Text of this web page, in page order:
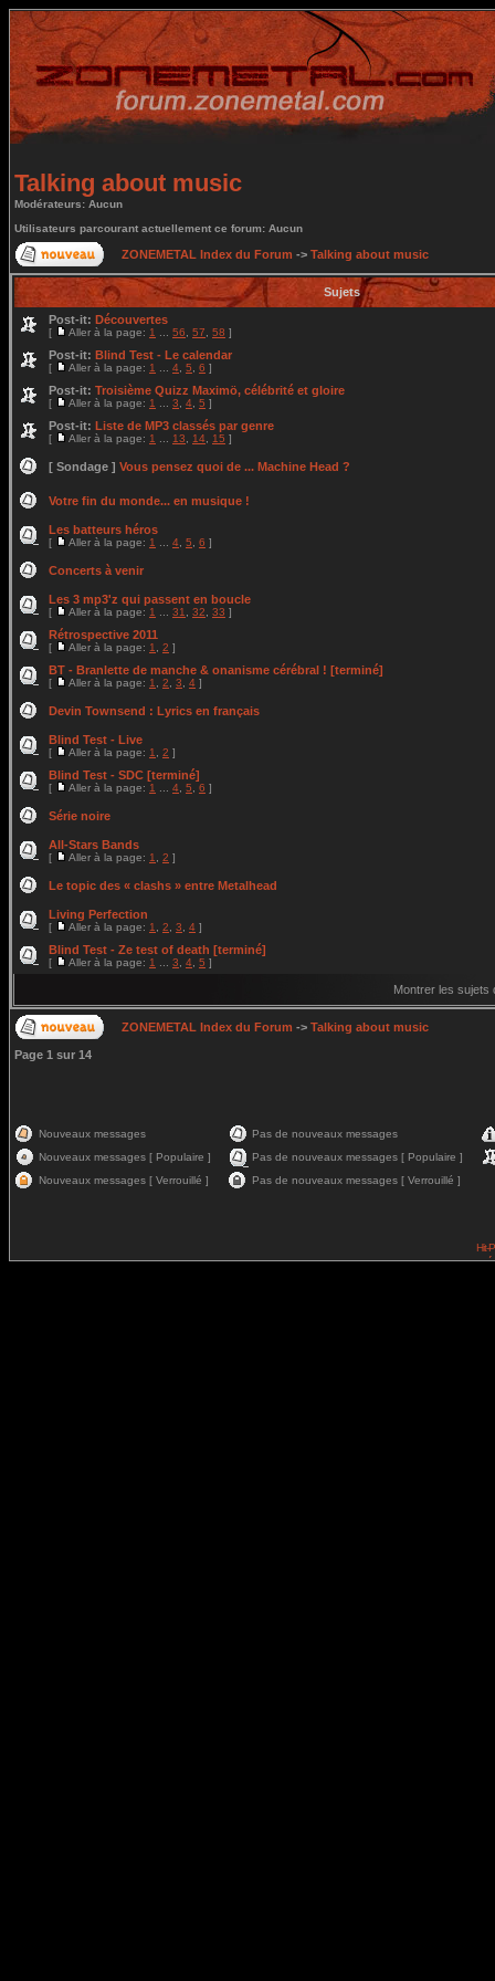
Talking about music
Modérateurs: Aucun
Utilisateurs parcourant actuellement ce forum: Aucun
ZONEMETAL Index du Forum -> Talking about music
Sujets
Post-it: Découvertes
[ Aller à la page: 1 56 57 58 ]
Post-it: Blind Test - Le calendar
[ Aller à la page: 1 4 5 6 ]
Post-it: Troisième Quizz Maximö, célébrité et gloire
[ Aller à la page: 1 3 4 5 ]
Post-it: Liste de MP3 classés par genre
[ Aller à la page: 1 13 14 15 ]
[ Sondage ] Vous pensez quoi de ... Machine Head ?
Votre fin du monde... en musique !
Les batteurs héros
[ Aller à la page: 1 4 5 6 ]
Concerts à venir
Les 3 mp3'z qui passent en boucle
[ Aller à la page: 1 31 32 33 ]
Rétrospective 2011
[ Aller à la page: 1 2 ]
BT - Branlette de manche & onanisme cérébral ! [terminé]
[ Aller à la page: 1 2 3 4 ]
Devin Townsend : Lyrics en français
Blind Test - Live
[ Aller à la page: 1 2 ]
Blind Test - SDC [terminé]
[ Aller à la page: 1 4 5 6 ]
Série noire
All-Stars Bands
[ Aller à la page: 1 2 ]
Le topic des « clashs » entre Metalhead
Living Perfection
[ Aller à la page: 1 2 3 4 ]
Blind Test - Ze test of death [terminé]
[ Aller à la page: 1 3 4 5 ]
Montrer les sujets
ZONEMETAL Index du Forum -> Talking about music
Page 1 sur 14
Nouveaux messages
Pas de nouveaux messages
Nouveaux messages [ Populaire ]
Pas de nouveaux messages [ Populaire ]
Nouveaux messages [ Verrouillé ]
Pas de nouveaux messages [ Verrouillé ]